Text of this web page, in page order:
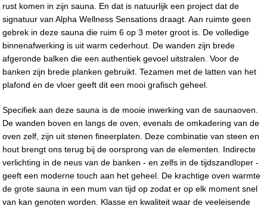
rust komen in zijn sauna. En dat is natuurlijk een project dat de
signatuur van Alpha Wellness Sensations draagt. Aan ruimte geen
gebrek in deze sauna die ruim 6 op 3 meter groot is. De volledige
binnenafwerking is uit warm cederhout. De wanden zijn brede
afgeronde balken die een authentiek gevoel uitstralen. Voor de
banken zijn brede planken gebruikt. Tezamen met de latten van het
plafond en de vloer geeft dit een mooi grafisch geheel.
Specifiek aan deze sauna is de mooie inwerking van de saunaoven.
De wanden boven en langs de oven, evenals de omkadering van de
oven zelf, zijn uit stenen fineerplaten. Deze combinatie van steen en
hout brengt ons terug bij de oorsprong van de elementen. Indirecte
verlichting in de neus van de banken - en zelfs in de tijdszandloper -
geeft een moderne touch aan het geheel. De krachtige oven warmte
de grote sauna in een mum van tijd op zodat er op elk moment snel
van kan genoten worden. Klasse en kwaliteit waar de veeleisende